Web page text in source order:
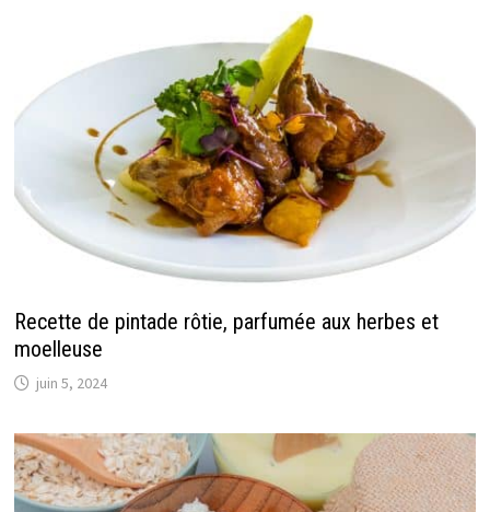
Recette de pintade rôtie, parfumée aux herbes et
moelleuse
juin 5, 2024